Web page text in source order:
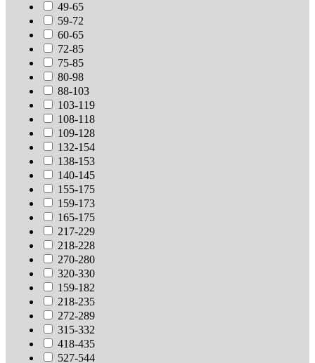
49-65
59-72
60-65
72-85
75-85
80-98
88-103
103-119
108-118
109-128
132-154
138-153
140-145
155-175
159-173
165-175
217-229
218-228
270-280
320-330
159-182
218-235
272-289
315-332
418-435
527-544